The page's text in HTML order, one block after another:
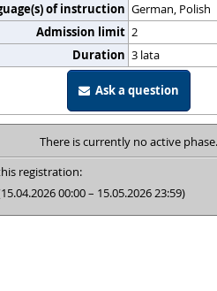
of instruction German, Polish
Admission limit 2
Duration 3 lata
Ask a question
There is currently no active phase.
registration:
00:00 – 15.05.2026 23:59)